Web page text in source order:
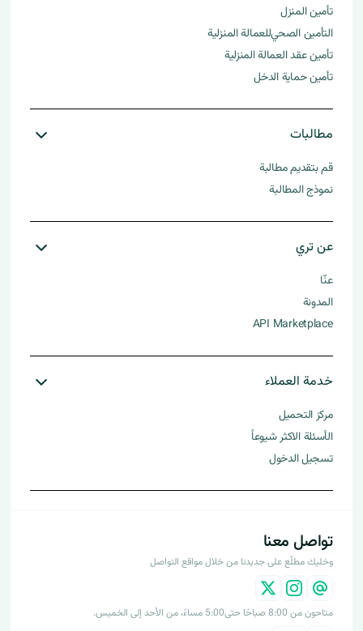
تأمين المنزل
التأمين الصحي للعمالة المنزلية​
تأمين عقد العمالة المنزلية
تأمين حماية الدخل
مطالبات
قم بتقديم مطالبة
نموذج المطالبة
عن تري
عنّا
المدونة
API Marketplace
خدمة العملاء
مركز التحميل
الأسئلة الاكثر شيوعاً
تسجيل الدخول
تواصل معنا
وخليك مطلّع على جديدنا من خلال مواقع التواصل
متاحون من 8:00 صباحًا حتى5:00 مساءً، من الأحد إلى الخميس.